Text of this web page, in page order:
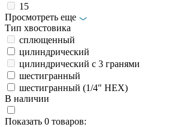
15
Просмотреть еще
Тип хвостовика
сплющенный
цилиндрический
цилиндрический с 3 гранями
шестигранный
шестигранный (1/4" HEX)
В наличии
Показать 0 товаров: